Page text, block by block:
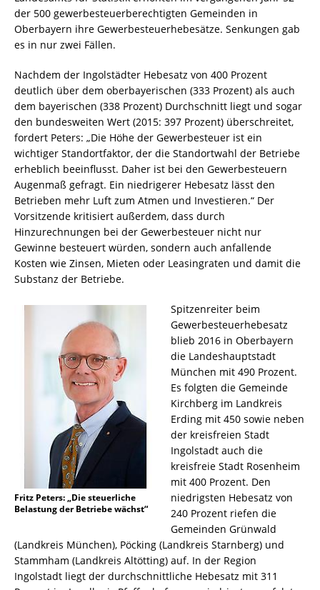
der 500 gewerbesteuerberechtigten Gemeinden in
Oberbayern ihre Gewerbesteuerhebesätze. Senkungen gab
es in nur zwei Fällen.
Nachdem der Ingolstädter Hebesatz von 400 Prozent
deutlich über dem oberbayerischen (333 Prozent) als auch
dem bayerischen (338 Prozent) Durchschnitt liegt und sogar
den bundesweiten Wert (2015: 397 Prozent) überschreitet,
fordert Peters: „Die Höhe der Gewerbesteuer ist ein
wichtiger Standortfaktor, der die Standortwahl der Betriebe
erheblich beeinflusst. Daher ist bei den Gewerbesteuern
Augenmaß gefragt. Ein niedrigerer Hebesatz lässt den
Betrieben mehr Luft zum Atmen und Investieren.“ Der
Vorsitzende kritisiert außerdem, dass durch
Hinzurechnungen bei der Gewerbesteuer nicht nur
Gewinne besteuert würden, sondern auch anfallende
Kosten wie Zinsen, Mieten oder Leasingraten und damit die
Substanz der Betriebe.
Fritz Peters: „Die steuerliche
Belastung der Betriebe wächst“
Spitzenreiter beim
Gewerbesteuerhebesatz
blieb 2016 in Oberbayern
die Landeshauptstadt
München mit 490 Prozent.
Es folgten die Gemeinde
Kirchberg im Landkreis
Erding mit 450 sowie neben
der kreisfreien Stadt
Ingolstadt auch die
kreisfreie Stadt Rosenheim
mit 400 Prozent. Den
niedrigsten Hebesatz von
240 Prozent riefen die
Gemeinden Grünwald
(Landkreis München), Pöcking (Landkreis Starnberg) und
Stammham (Landkreis Altötting) auf. In der Region
Ingolstadt liegt der durchschnittliche Hebesatz mit 311